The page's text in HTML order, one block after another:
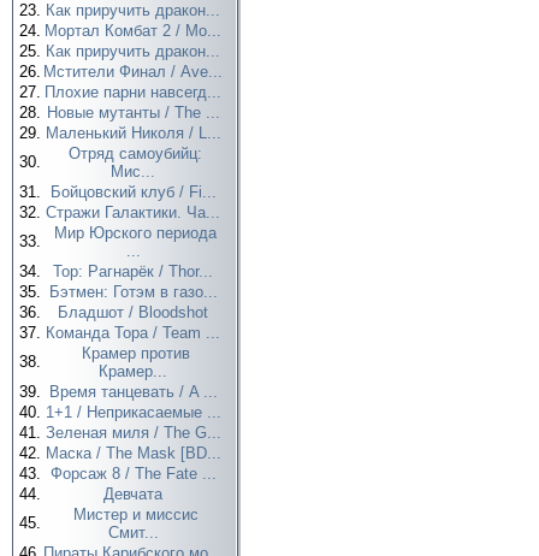
23. Как приручить дракон...
24. Мортал Комбат 2 / Mo...
25. Как приручить дракон...
26. Мстители Финал / Ave...
27. Плохие парни навсегд...
28. Новые мутанты / The ...
29. Маленький Николя / L...
30.
Отряд самоубийц:
Мис...
31.
Бойцовский клуб / Fi...
32. Стражи Галактики. Ча...
33.
Мир Юрского периода
...
34.
Тор: Рагнарёк / Thor...
35.
Бэтмен: Готэм в газо...
36.
Бладшот / Bloodshot
37. Команда Тора / Team ...
38.
Крамер против
Крамер...
39.
Время танцевать / A ...
40. 1+1 / Неприкасаемые ...
41. Зеленая миля / The G...
42. Маска / The Mask [BD...
43. Форсаж 8 / The Fate ...
44.
Девчата
45.
Мистер и миссис
Смит...